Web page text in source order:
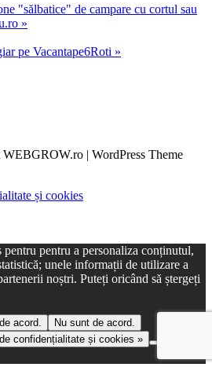
"sălbatice" de campare cu cortul sau
»
pe Vacantape6Roti »
WEBGROW.ro | WordPress Theme
și cookies
pentru pentru a personaliza conținutul,
unele informații de utilizare a
noștri. Puteți oricând să ștergeți
acord.
Nu sunt de acord.
confidențialitate și cookies »